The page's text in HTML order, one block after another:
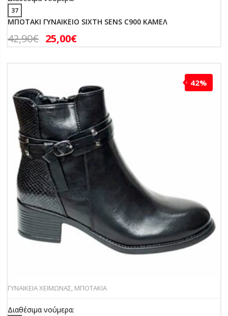
37
ΜΠΟΤΑΚΙ ΓΥΝΑΙΚΕΙΟ SIXTH SENS C900 ΚΑΜΕΛ
42,90€ 25,00€
42%
ΓΥΝΑΙΚΕΙΑ ΧΕΙΜΩΝΑΣ, ΜΠΟΤΑΚΙΑ
Διαθέσιμα νούμερα: